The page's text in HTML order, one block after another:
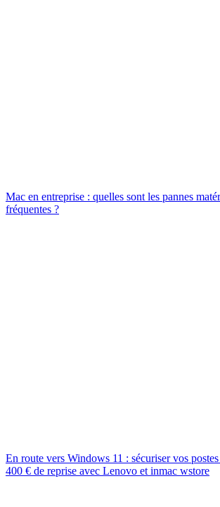
Mac en entreprise : quelles sont les pannes
fréquentes ?
En route vers Windows 11 : sécuriser vos
400 € de reprise avec Lenovo et inmac wstore